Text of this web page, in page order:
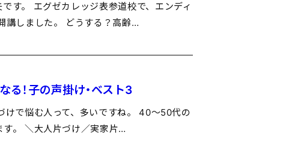
す。 エグゼカレッジ表参道校で、エンディ
講しました。 どうする？高齢…
る！子の声掛け・ベスト3
けで悩む人って、多いですね。 40～50代の
。 ＼大人片づけ／実家片…